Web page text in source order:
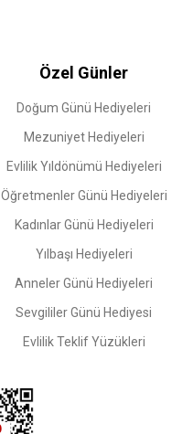
Özel Günler
Doğum Günü Hediyeleri
Mezuniyet Hediyeleri
Evlilik Yıldönümü Hediyeleri
Öğretmenler Günü Hediyeleri
Kadınlar Günü Hediyeleri
Yılbaşı Hediyeleri
Anneler Günü Hediyeleri
Sevgililer Günü Hediyesi
Evlilik Teklif Yüzükleri